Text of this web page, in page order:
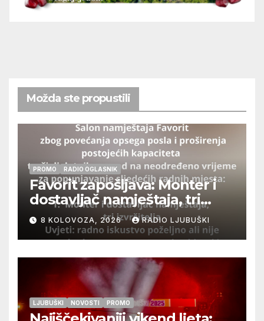
Možda ste propustili
PROMO RADIO OGLASNIK
Favorit zapošljava: Monter i
dostavljač namještaja, tri
izvršitelja
8 KOLOVOZA, 2026 RADIO LJUBUŠKI
LJUBUŠKI NOVOSTI PROMO